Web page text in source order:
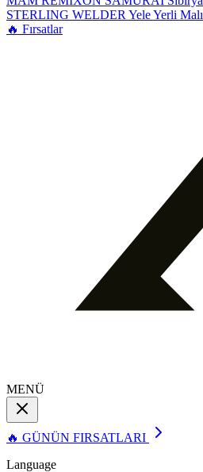
STERLING WELDER YeleYerli Malı
🔥 Fırsatlar
MENÜ
🔥 GÜNÜN FIRSATLARI
Language